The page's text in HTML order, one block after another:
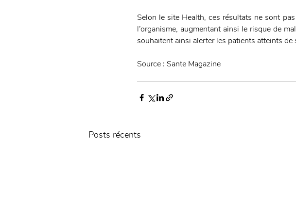
Selon le site Health, ces résultats ne sont
l’organisme, augmentant ainsi le risque de
souhaitent ainsi alerter les patients atteints
Source : Sante Magazine
Posts récents